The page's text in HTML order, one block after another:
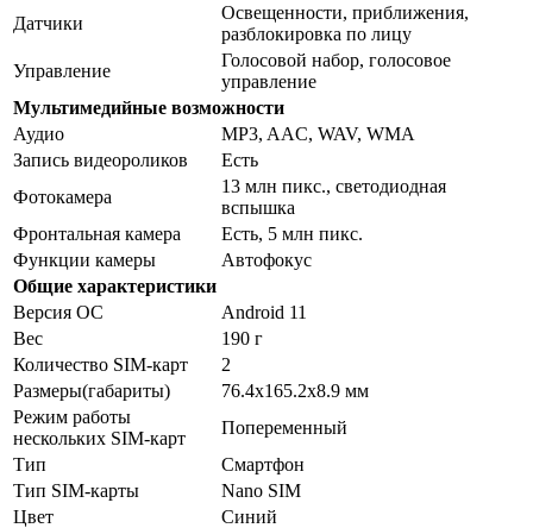
Датчики
Освещенности, приближения,
разблокировка по лицу
Управление
Голосовой набор, голосовое
управление
Мультимедийные возможности
Аудио
MP3, AAC, WAV, WMA
Запись видеороликов
Есть
Фотокамера
13 млн пикс., светодиодная
вспышка
Фронтальная камера
Есть, 5 млн пикс.
Функции камеры
Автофокус
Общие характеристики
Версия ОС
Android 11
Вес
190 г
Количество SIM-карт
2
Размеры(габариты)
76.4x165.2x8.9 мм
Режим работы
нескольких SIM-карт
Попеременный
Тип
Смартфон
Тип SIM-карты
Nano SIM
Цвет
Синий